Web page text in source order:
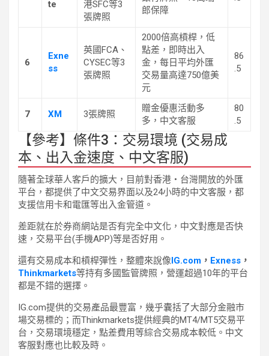
te
港SFC等3
張牌照
郎保障
6
Exne
ss
英國FCA、
CYSEC等3
張牌照
2000倍高槓桿，低
點差，即時出入
金，每日平均外匯
交易量高達750億美
元
86
.5
7 XM 3張牌照
贈金優惠活動多
多，中文客服
80
.5
【參考】條件3：交易環境 (交易成
本、出入金速度、中文客服)
隨著全球華人客戶的擴大，目前對香港・台灣開放的外匯
平台，都提供了中文交易界面以及24小時的中文客服，都
支援信用卡和電匯等出入金管道。
差距就在於券商網站是否有完全中文化，中文對應是否快
速，交易平台(手機APP)等是否好用。
還有交易成本和槓桿彈性，整體來說像IG.com ， Exness ，
Thinkmarkets等持有多國監管牌照，營運超過10年的平台
都是不錯的選擇。
IG.com提供的交易產品最豐富，幾乎囊括了大部分金融市
場交易標的；而Thinkmarkets提供經典的MT4/MT5交易平
台，交易環境穩定，點差費用等綜合交易成本較低。中文
客服對應也比較及時。